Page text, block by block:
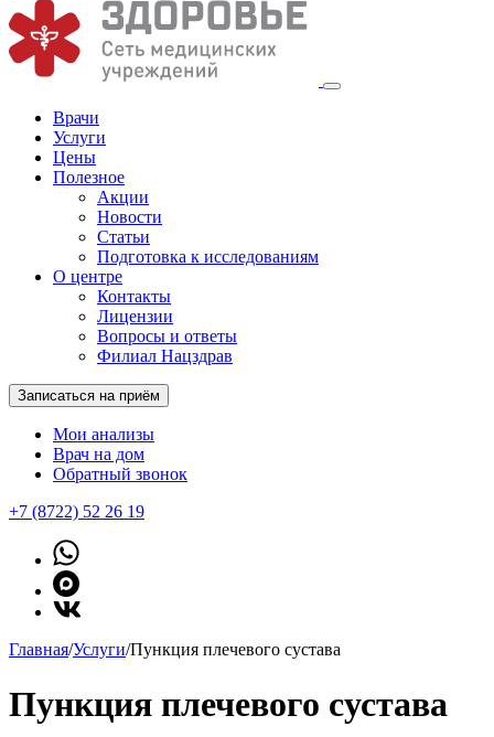
Врачи
Услуги
Цены
Полезное
Акции
Новости
Статьи
Подготовка к исследованиям
О центре
Контакты
Лицензии
Вопросы и ответы
Филиал Нацздрав
Записаться на приём
Мои анализы
Врач на дом
Обратный звонок
+7 (8722) 52 26 19
Главная/Услуги/Пункция плечевого сустава
Пункция плечевого сустава